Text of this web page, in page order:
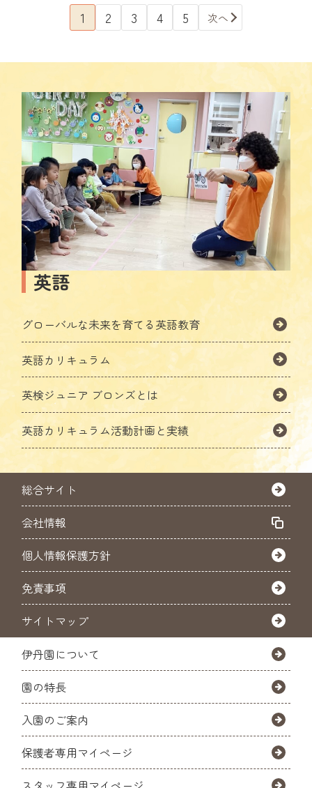
1 2 3 4 5 次へ
英語
グローバルな未来を育てる英語教育
英語カリキュラム
英検ジュニア ブロンズとは
英語カリキュラム活動計画と実績
総合サイト
会社情報
個人情報保護方針
免責事項
サイトマップ
伊丹園について
園の特長
入園のご案内
保護者専用マイページ